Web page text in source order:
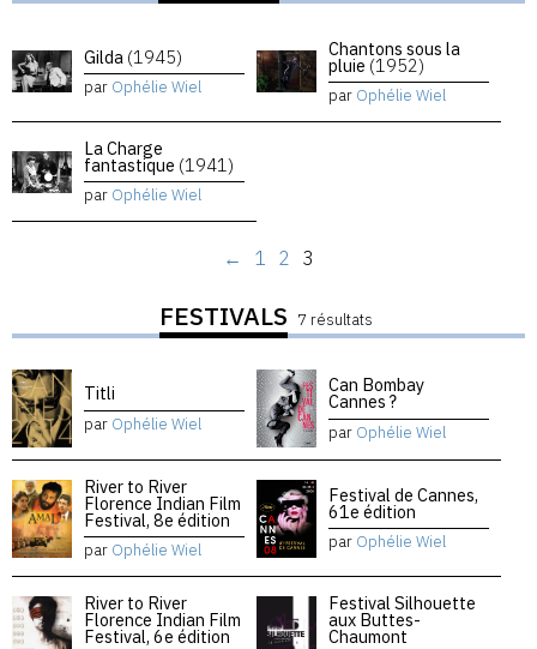
Gilda (1945)
par Ophélie Wiel
Chantons sous la
pluie (1952)
par Ophélie Wiel
La Charge
fantastique (1941)
par Ophélie Wiel
← 1 2 3
FESTIVALS 7 résultats
Titli
par Ophélie Wiel
Can Bombay
Cannes ?
par Ophélie Wiel
River to River
Florence Indian Film
Festival, 8e édition
par Ophélie Wiel
Festival de Cannes,
61e édition
par Ophélie Wiel
River to River
Florence Indian Film
Festival, 6e édition
Festival Silhouette
aux Buttes-
Chaumont